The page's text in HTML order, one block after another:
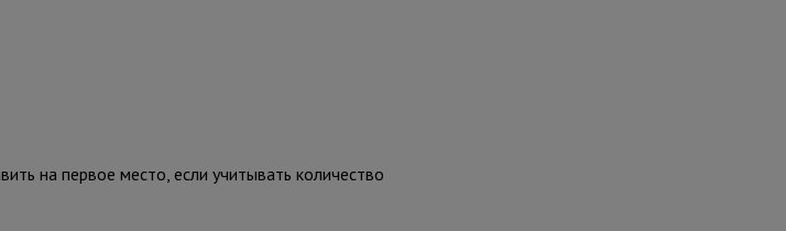
на первое место, если учитывать количество